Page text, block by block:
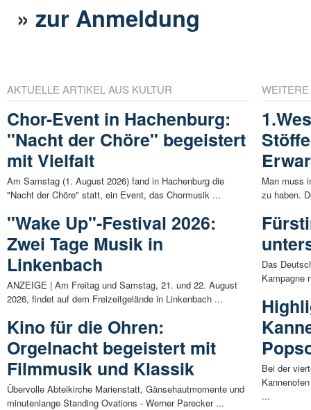
»zur Anmeldung
AKTUELLE ARTIKEL AUS KULTUR
Chor-Event in Hachenburg:
"Nacht der Chöre" begeistert
mit Vielfalt
Am Samstag (1. August 2026) fand in Hachenburg die
"Nacht der Chöre" statt, ein Event, das Chormusik ...
"Wake Up"-Festival 2026:
Zwei Tage Musik in
Linkenbach
ANZEIGE | Am Freitag und Samstag, 21. und 22. August
2026, findet auf dem Freizeitgelände in Linkenbach ...
Kino für die Ohren:
Orgelnacht begeistert mit
Filmmusik und Klassik
Übervolle Abteikirche Marienstatt, Gänsehautmomente und
minutenlange Standing Ovations - Werner Parecker ...
Man muss
zu haben.
Das
Kampagne
Bei der
...